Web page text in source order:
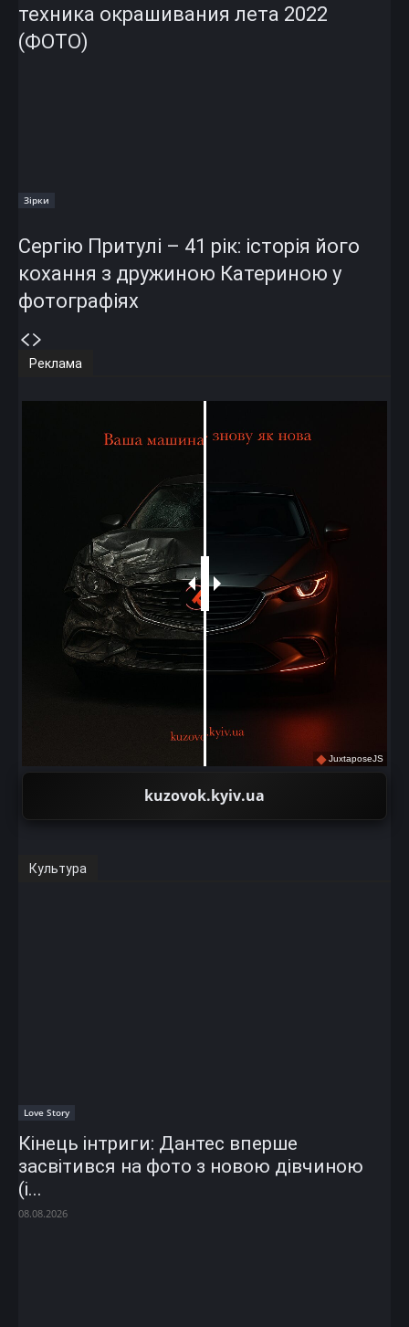
техника окрашивания лета 2022
(ФОТО)
Зірки
Сергію Притулі – 41 рік: історія його
кохання з дружиною Катериною у
фотографіях
Реклама
JuxtaposeJS
kuzovok.kyiv.ua
Культура
Love Story
Кінець інтриги: Дантес вперше
засвітився на фото з новою дівчиною
(і...
08.08.2026